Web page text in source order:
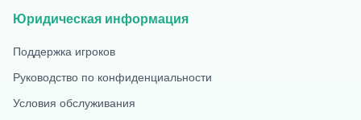
Юридическая информация
Поддержка игроков
Руководство по конфиденциальности
Условия обслуживания